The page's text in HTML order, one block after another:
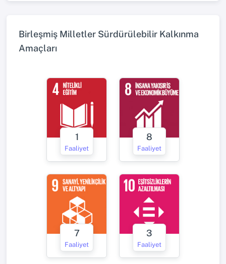
Birleşmiş Milletler Sürdürülebilir Kalkınma
Amaçları
1
Faaliyet
8
Faaliyet
7
Faaliyet
3
Faaliyet